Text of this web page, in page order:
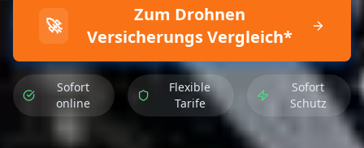
🚀
Zum Drohnen
Versicherungs Vergleich*
Sofort
online
Flexible
Tarife
Sofort
Schutz